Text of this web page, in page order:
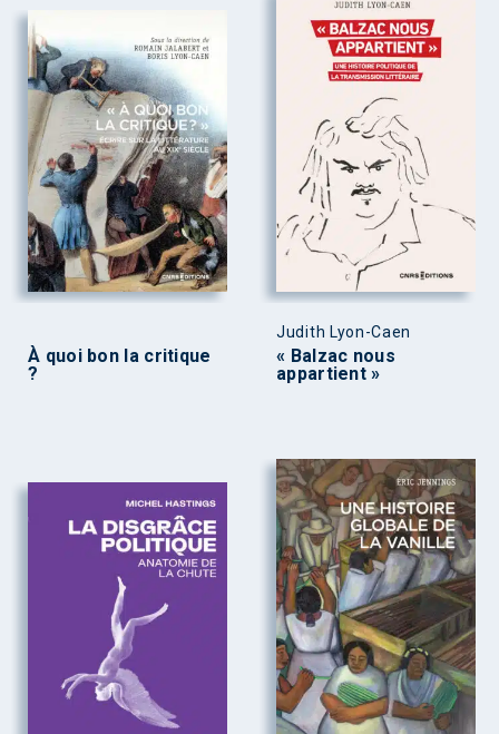
À quoi bon la critique
?
Judith Lyon-Caen
« Balzac nous
appartient »